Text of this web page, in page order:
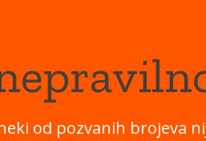
od pozvanih brojeva